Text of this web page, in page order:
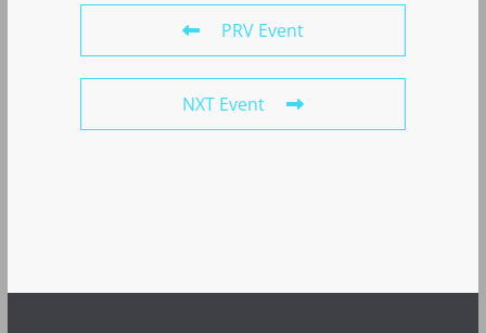
PRV Event
NXT Event